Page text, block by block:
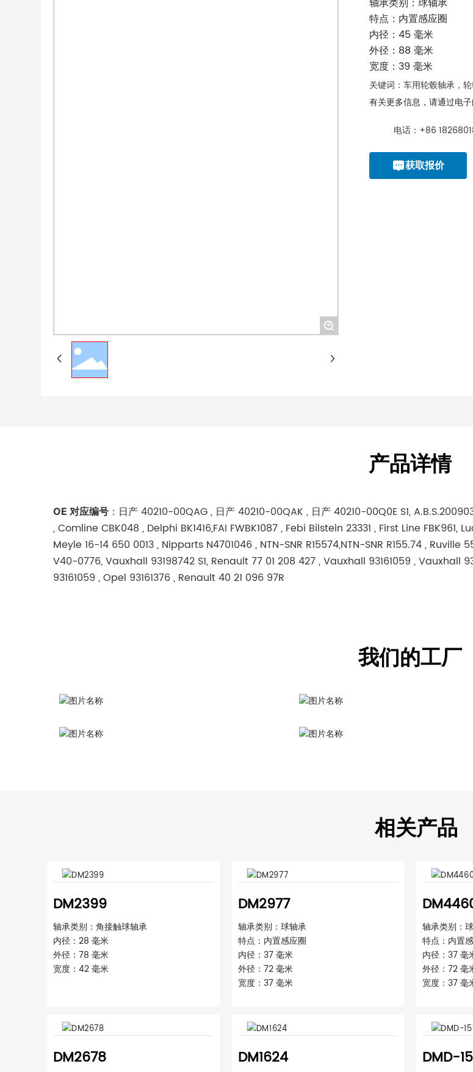
+
特点：内置感应圈
内径：45 毫米
外径：88 毫米
宽度：39 毫米
关键词：车用轮毂轴承，
有关更多信息，请通过电
电话：+86
获取报价
产品详情
OE 对应编号 ：日产 40210-00QAG , 日产 40210-00QAK , 日产 40210-00Q0E S1,
, Comline CBK048 , Delphi BK1416,FAI FWBK1087 , Febi Bilstein 23331 , First Line FBK961,
Meyle 16-14 650 0013 , Nipparts N4701046 , NTN-SNR R15574,NTN-SNR R155.74 ,
V40-0776, Vauxhall 93198742 S1, Renault 77 01 208 427 , Vauxhall 93161059 , Vauxhall
93161059 , Opel 93161376 , Renault 40 21 096 97R
我们的工厂
相关产品
DM2399
轴承类别：角接触球轴承
内径：28 毫米
外径：78 毫米
宽度：42 毫米
DM2977
轴承类别：球轴承
特点：内置感应圈
内径：37 毫米
外径：72 毫米
宽度：37 毫米
轴承类别：
特点：内置
内径：37 毫
外径：72 毫
宽度：37 毫
DM2678 DM1624 DMD-